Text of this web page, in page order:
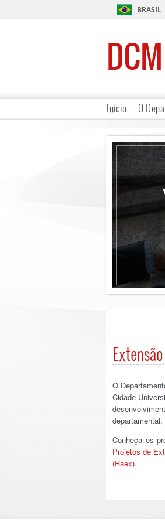
BRASIL
DCM
Início O
Extensão
O
Cidade-
Conheça os
Projetos de
(Raex).